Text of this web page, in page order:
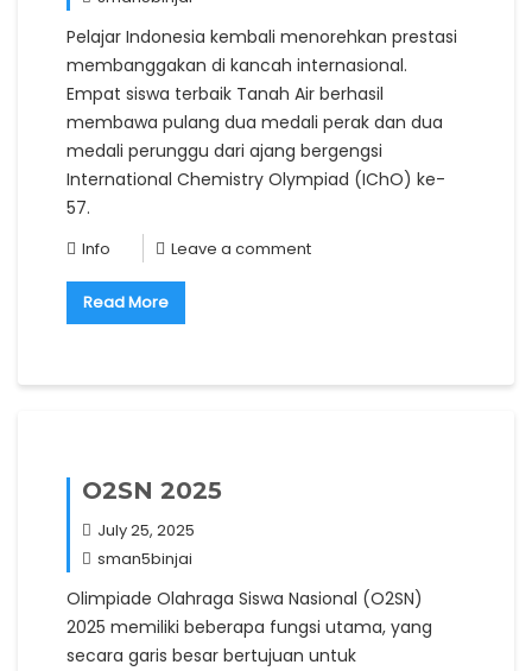
Pelajar Indonesia kembali menorehkan prestasi
membanggakan di kancah internasional.
Empat siswa terbaik Tanah Air berhasil
membawa pulang dua medali perak dan dua
medali perunggu dari ajang bergengsi
International Chemistry Olympiad (IChO) ke-
57.
Info Leave a comment
Read More
O2SN 2025
July 25, 2025
sman5binjai
Olimpiade Olahraga Siswa Nasional (O2SN)
2025 memiliki beberapa fungsi utama, yang
secara garis besar bertujuan untuk